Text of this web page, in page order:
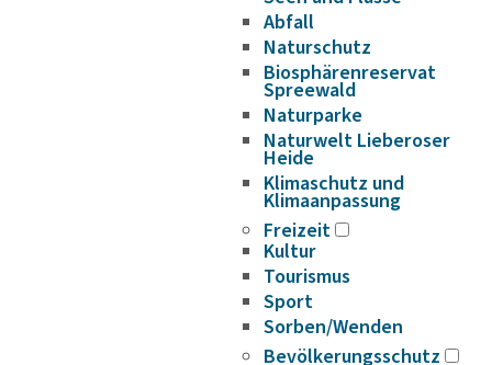
Abfall
Naturschutz
Biosphärenreservat
Spreewald
Naturparke
Naturwelt Lieberoser
Heide
Klimaschutz und
Klimaanpassung
Freizeit
Kultur
Tourismus
Sport
Sorben/Wenden
Bevöl­ke­rungs­schutz